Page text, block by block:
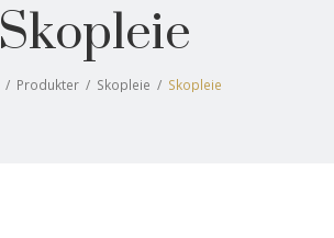
Skopleie
/ Produkter / Skopleie / Skopleie